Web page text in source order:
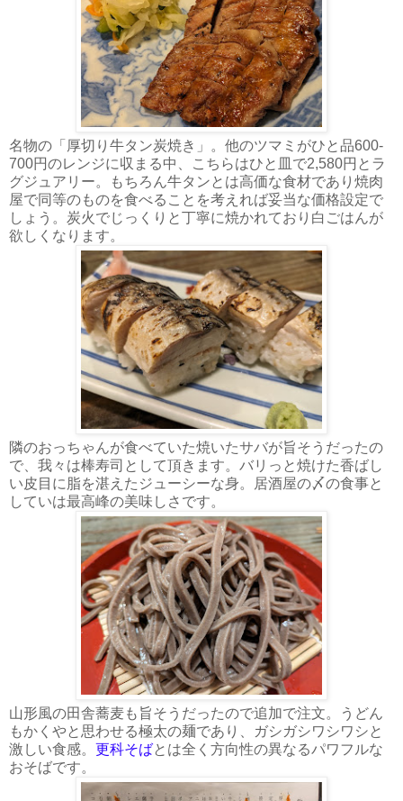
名物の「厚切り牛タン炭焼き」。他のツマミがひと品600-
700円のレンジに収まる中、こちらはひと皿で2,580円とラ
グジュアリー。もちろん牛タンとは高価な食材であり焼肉
屋で同等のものを食べることを考えれば妥当な価格設定で
しょう。炭火でじっくりと丁寧に焼かれており白ごはんが
欲しくなります。
隣のおっちゃんが食べていた焼いたサバが旨そうだったの
で、我々は棒寿司として頂きます。バリっと焼けた香ばし
い皮目に脂を湛えたジューシーな身。居酒屋の〆の食事と
していは最高峰の美味しさです。
山形風の田舎蕎麦も旨そうだったので追加で注文。うどん
もかくやと思わせる極太の麺であり、ガシガシワシワシと
激しい食感。 更科そばとは全く方向性の異なるパワフルな
おそばです。